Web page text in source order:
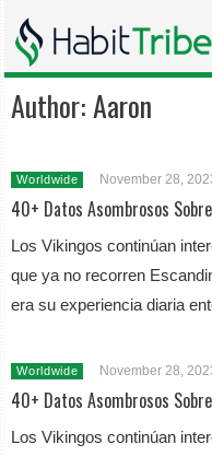
Author:Aaron
Worldwide November 28,
40+ Datos Asombrosos
Los Vikingos continúan
que ya no recorren
era su experiencia diaria
Worldwide November 28,
40+ Datos Asombrosos
Los Vikingos continúan